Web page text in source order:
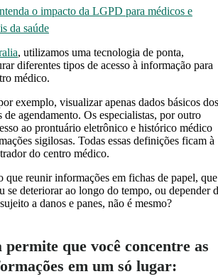
o impacto da LGPD para médicos e
da saúde
, utilizamos uma tecnologia de ponta,
diferentes tipos de acesso à informação para
médico.
exemplo, visualizar apenas dados básicos dos
agendamento. Os especialistas, por outro
ao prontuário eletrônico e histórico médico
sigilosas. Todas essas definições ficam à
do centro médico.
reunir informações em fichas de papel, que
se deteriorar ao longo do tempo, ou depender
a danos e panes, não é mesmo?
que você concentre as
em um só lugar: